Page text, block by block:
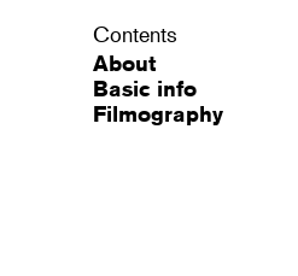
Contents
About
Basic info
Filmography